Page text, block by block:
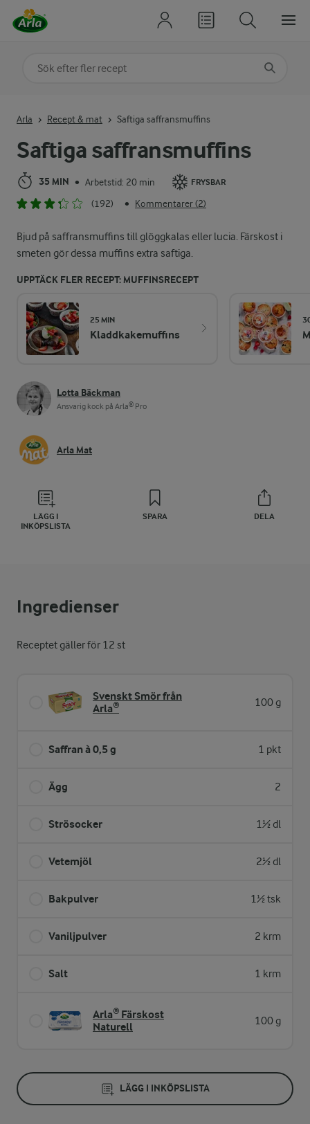
Saftiga saffransmuffins
35 MIN • Arbetstid: 20 min FRYSBAR
(192) • Kommentarer (2)
Bjud på saffransmuffins till glöggkalas eller lucia. Färskost i
smeten gör dessa muffins extra saftiga.
UPPTÄCK FLER RECEPT: MUFFINSRECEPT
25 MIN
Kladdkakemuffins
Lotta Bäckman
Ansvarig kock på Arla® Pro
Arla Mat
LÄGG I
INKÖPSLISTA
SPARA DELA
Arla Recept & mat Saftiga saffransmuffins
Ingredienser
Receptet gäller för 12 st
Svenskt Smör från
Arla®
100 g
Saffran à 0,5 g 1 pkt
Ägg 2
Strösocker 1½ dl
Vetemjöl 2½ dl
Bakpulver 1½ tsk
Vaniljpulver 2 krm
Salt 1 krm
Arla® Färskost
Naturell
100 g
LÄGG I INKÖPSLISTA
Sök på kategori eller ingrediens